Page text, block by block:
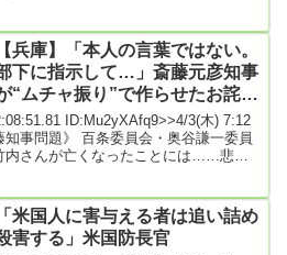
危うい現状認識～」と題したリポー
での演説会で、進行する円安をめぐり
【兵庫】「本人の言葉ではない。
下に指示して…」斎藤元彦知事
“ムチャ振り”で作らせたお詫び
メント「謝りたくない。で
…」
ID:Mu2yXAfq9>>4/3(木) 7:12
事問題》 百条委員会・奥谷謙一委員
内さんが亡くなったことには……悲し
け職員の皆様には不快な思いや負担
お詫びを申し上げます」3月26日、兵
「米国人に害与える者は追い詰め
害する」米国防長官